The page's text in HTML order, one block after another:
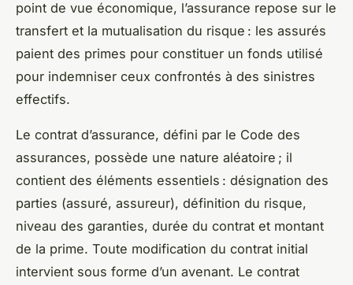
point de vue économique, l’assurance repose sur le
transfert et la mutualisation du risque : les assurés
paient des primes pour constituer un fonds utilisé
pour indemniser ceux confrontés à des sinistres
effectifs.
Le contrat d’assurance, défini par le Code des
assurances, possède une nature aléatoire ; il
contient des éléments essentiels : désignation des
parties (assuré, assureur), définition du risque,
niveau des garanties, durée du contrat et montant
de la prime. Toute modification du contrat initial
intervient sous forme d’un avenant. Le contrat